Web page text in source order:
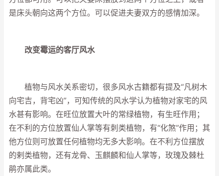
是床头朝向这两个方位。可以促进夫妻双方的感情加深。
改变霉运的客厅风水
植物与风水关系密切，很多风水古籍都有提及“凡树木
向宅吉，背宅凶”，可知传统的风水学认为植物对家宅的风
水甚有影响。在旺位放置大叶的常绿植物，有生旺作用；
在不利的方位放置仙人掌等有刺类植物，有“化煞”作用；其
他方位则可放置任何植物均无多大影响。在不利方位摆放
的剌类植物，还有龙骨、玉麒麟和仙人掌等，玫瑰及棘杜
鹃亦属此类。